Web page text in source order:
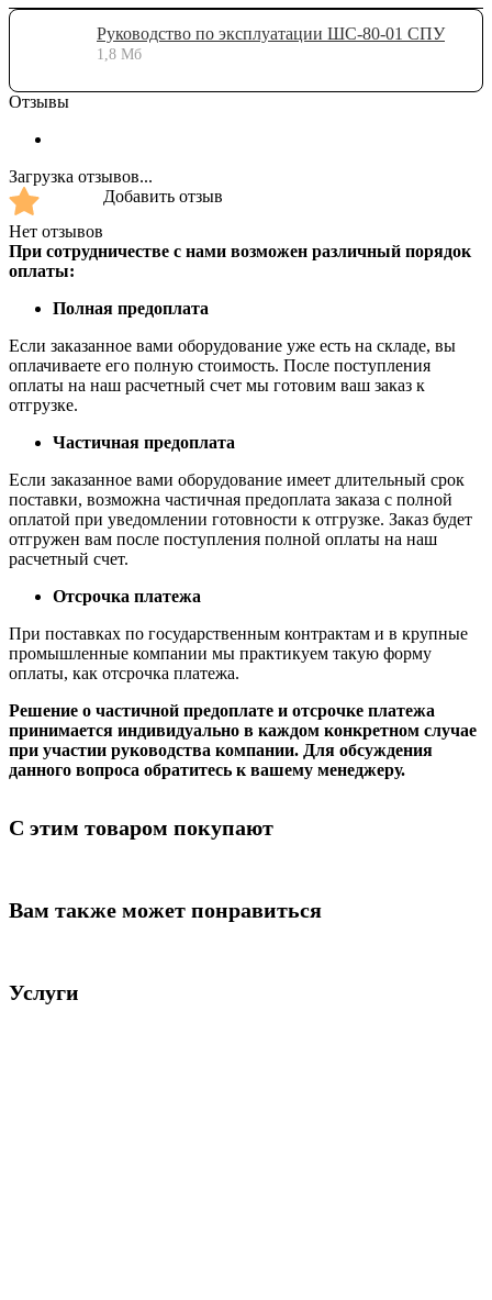
Руководство по эксплуатации ШС-80-01 СПУ
1,8 Мб
Отзывы
Загрузка отзывов...
Нет отзывов
Добавить отзыв
При сотрудничестве с нами возможен различный порядок
оплаты:
Полная предоплата
Если заказанное вами оборудование уже есть на складе, вы
оплачиваете его полную стоимость. После поступления
оплаты на наш расчетный счет мы готовим ваш заказ к
отгрузке.
Частичная предоплата
Если заказанное вами оборудование имеет длительный срок
поставки, возможна частичная предоплата заказа с полной
оплатой при уведомлении готовности к отгрузке. Заказ будет
отгружен вам после поступления полной оплаты на наш
расчетный счет.
Отсрочка платежа
При поставках по государственным контрактам и в крупные
промышленные компании мы практикуем такую форму
оплаты, как отсрочка платежа.
Решение о частичной предоплате и отсрочке платежа
принимается индивидуально в каждом конкретном случае
при участии руководства компании. Для обсуждения
данного вопроса обратитесь к вашему менеджеру.
С этим товаром покупают
Вам также может понравиться
Услуги